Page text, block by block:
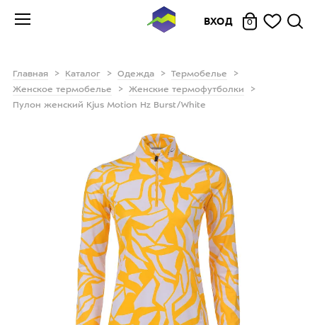
ВХОД 0
Главная Каталог Одежда
Термобелье
Женское термобелье
Женские термофутболки
Пулон женский Kjus Motion Hz Burst/White